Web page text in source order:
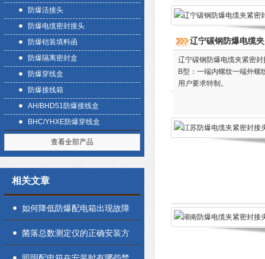
防爆活接头
防爆电缆密封接头
防爆铠装填料函
防爆隔离密封盒
防爆穿线盒
防爆接线箱
AH/BHD51防爆接线盒
BHC/YHXE防爆穿线盒
查看全部产品
相关文章
如何降低防爆配电箱出现故障
的几率
菌落总数测定仪的正确安装方
法全解析，新手也能轻松上手
辽宁碳钢防爆电缆
辽宁碳钢防爆电缆夹紧密
B型：一端内螺纹一端外螺
用户要求特制。